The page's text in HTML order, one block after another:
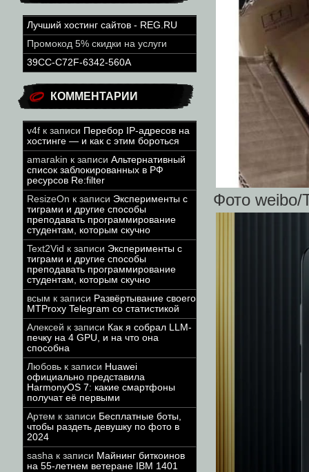
Лучший хостинг сайтов - REG.RU
Промокод 5% скидки на услуги
39CC-C72F-6342-560A
КОММЕНТАРИИ
v4f к записи Перебор IP-адресов на
хостинге — и как с этим бороться
amarakin к записи Альтернативный
список заблокированных в РФ
ресурсов Re:filter
ResizeOn к записи Эксперименты с
тиграми и другие способы
преподавать программирование
студентам, которым скучно
Text2Vid к записи Эксперименты с
тиграми и другие способы
преподавать программирование
студентам, которым скучно
всым к записи Развёртывание своего
MTProxy Telegram со статистикой
Алексей к записи Как я собрал LLM-
печку на 4 GPU, и на что она
способна
Любовь к записи Huawei
официально представила
HarmonyOS 7: какие смартфоны
получат её первыми
Артем к записи Бесплатные боты,
чтобы раздеть девушку по фото в
2024
sasha к записи Майнинг биткоинов
на 55-летнем ветеране IBM 1401
Фото weibo/